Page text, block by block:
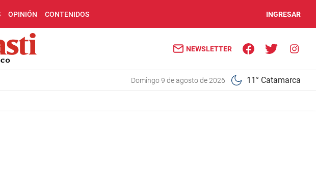
OPINIÓN CONTENIDOS INGRESAR
NEWSLETTER
domingo 9 de agosto de 2026 11° Catamarca